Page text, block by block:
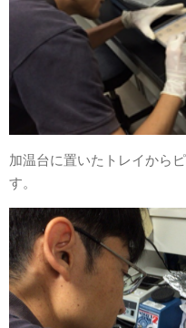
加温台に置いたトレイから
す。